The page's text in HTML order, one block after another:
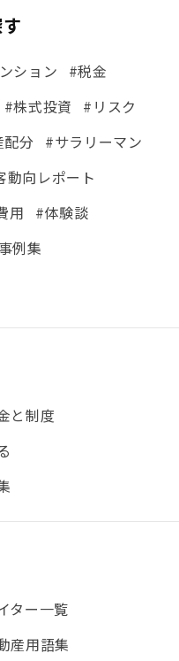
ション
#税金
#株式投資
#リスク
配分 #サラリーマン
動向レポート
用
#体験談
例集
やすさ発見！
固定資産税
#災害に備える
チャンネル
#ふるさと納税
ング #JR京浜東北線
と制度
ター一覧
産用語集